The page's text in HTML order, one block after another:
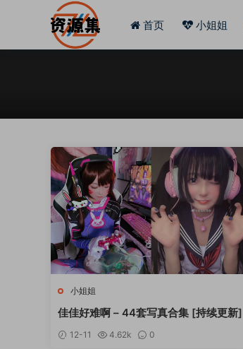
首页 小姐姐
小姐姐
佳佳好难啊 – 44套写真合集 [持续更新]
12-11 4.62k 0